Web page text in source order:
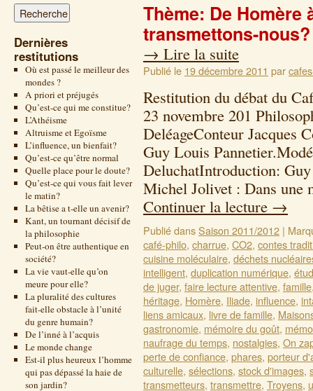
Dernières
restitutions
Où est passé le meilleur des
mondes ?
A priori et préjugés
Qu’est-ce qui me constitue?
L’Athéisme
Altruisme et Egoïsme
L’influence, un bienfait?
Qu’est-ce qu’être normal
Quelle place pour le doute?
Qu’est-ce qui vous fait lever
le matin?
La bêtise a t-elle un avenir?
Kant, un tournant décisif de
la philosophie
Peut-on être authentique en
société?
La vie vaut-elle qu’on
meure pour elle?
La pluralité des cultures
fait-elle obstacle à l’unité
du genre humain?
De l’inné à l’acquis
Le monde change
Est-il plus heureux l’homme
qui pas dépassé la haie de
son jardin?
Thème: De Homère
transmettons-nous?
→ Lire la suite
Publié le 19 décembre 2011 par
Restitution du débat du
23 novembre 201
DeléageConteur Jacques
Guy Louis
DeluchatIntroduction:
Michel Jolivet : Dans une
Continuer la lecture →
Publié dansSaison 2011/2012 |
café-philo, charrue, CO2, contes
cuisine moléculaire, déchets
intelligent, duplication numérique,
de juger, faire lecture attentive, famille
héritage, Homère, Iliade, influence,
liens amicaux, livre de famille,
gastronomie, mémoire du goût,
naufrage du temps, nostalgies, On
perte de confiance, phares, porteur
culturelle, sélections, stock d'images,
transmetteurs, transmettre, Troyens,